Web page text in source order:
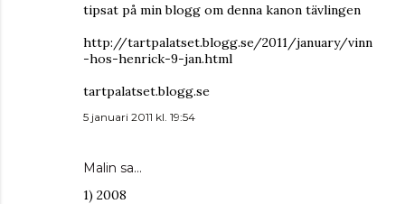
tipsat på min blogg om denna kanon tävlingen
http://tartpalatset.blogg.se/2011/january/vinn
-hos-henrick-9-jan.html
tartpalatset.blogg.se
5 januari 2011 kl. 19:54
Malin sa…
1) 2008